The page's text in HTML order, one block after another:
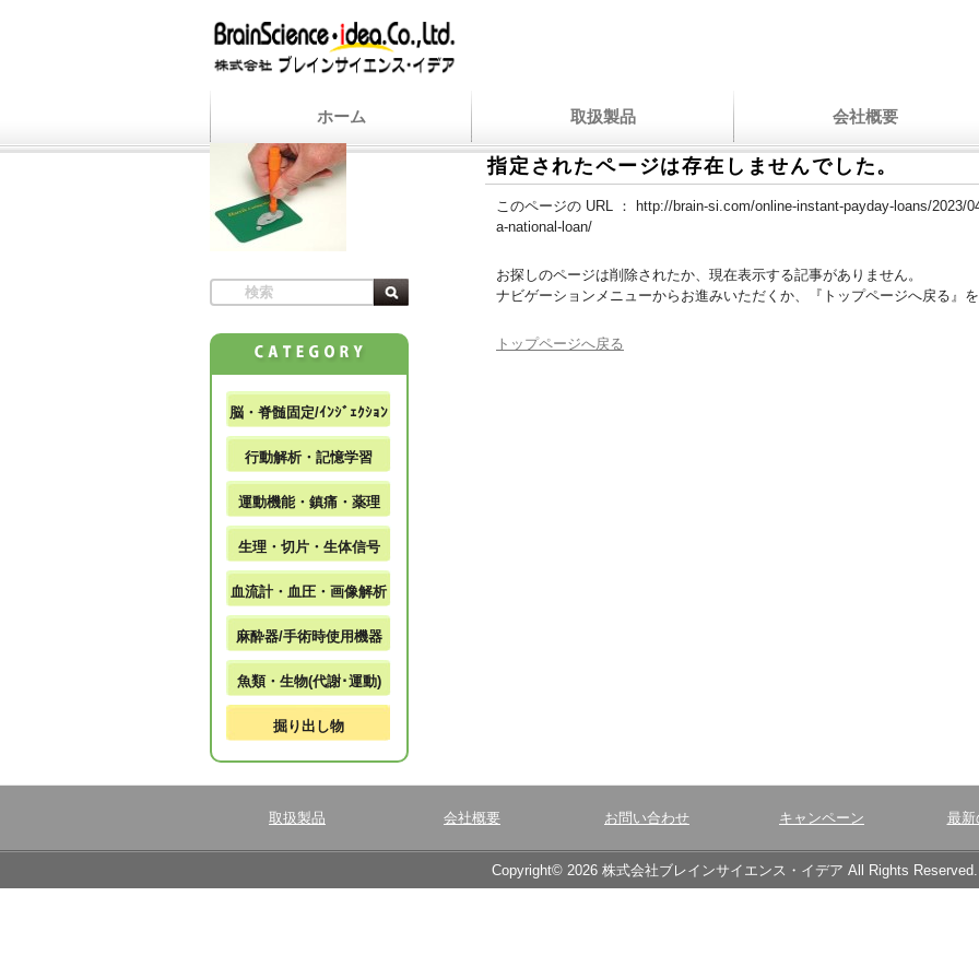
ホーム 取扱製品 会社概要
指定されたページは存在しませんでした。
このページの URL ：
http://brain-si.com/online-instant-payday-loans/2023/
a-national-loan/
お探しのページは削除されたか、現在表示する記事がありません。
ナビゲーションメニューからお進みいただくか、『トップページへ戻る』を
トップページへ戻る
脳・脊髄固定/ｲﾝｼﾞｪｸｼｮﾝ
行動解析・記憶学習
運動機能・鎮痛・薬理
生理・切片・生体信号
血流計・血圧・画像解析
麻酔器/手術時使用機器
魚類・生物(代謝･運動)
掘り出し物
取扱製品 会社概要 お問い合わせ キャンペーン 最新
Copyright© 2026 株式会社ブレインサイエンス・イデア All Rights Reserved.